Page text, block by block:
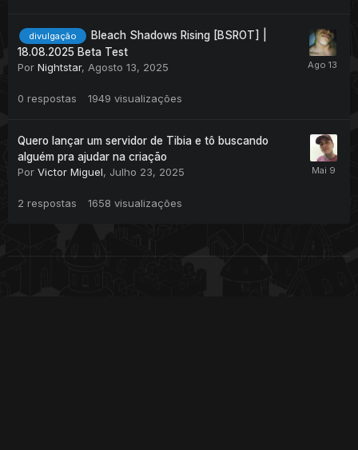
divulgação
Bleach Shadows Rising [BSROT] |
18.08.2025 Beta Test
Por Nightstar, Agosto 13, 2025
0 respostas 1949 visualizações
Quero lançar um servidor de Tibia e tô buscando
alguém pra ajudar na criação
Por Victor Miguel, Julho 23, 2025
2 respostas 1658 visualizações